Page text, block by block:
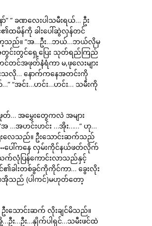
” ခဏလေးပါသမီးရယ်… ဦး
ထမိန်ကို ခါးပေါ်ဆွဲလှန်တင်
ာ့သည်။ “အ…ဦး…ဘယ်…ဘယ်လိုမှ
င်းတွင်ရှေ့ပြေး သုတ်ရည်ကြည်
တင်အဖုတ်နံရံကာ မ,ဖုလေးများ
လိုးသလို… နောက်ကနေအတင်းကို
“အင်း…ဟင်း…ဟင်း… သမီးကို
တ်… အမွှေးတွေကလဲ အများ
အ …အဟင်းဟင်း …အိုး……” ဟု…
လေသည်။ ဦးသောင်းဆက်သည်
ႌပေါ်ကနေ လှမ်းကိုင်နယ်ဖတ်လိုက်
က်လုံပြန်ကောင်းလာသည်နှင့်
ခါးတစ်ခွင်ကိုကိုင်ကာ… ခွေးလိုး
သည် (ပါကင်)မဟုတ်တော့
းသောင်းဆက် လိုးချင်မိသည်။
…ဦး…နှိုက်ပါရှင်…သမီးဖင်ထဲ